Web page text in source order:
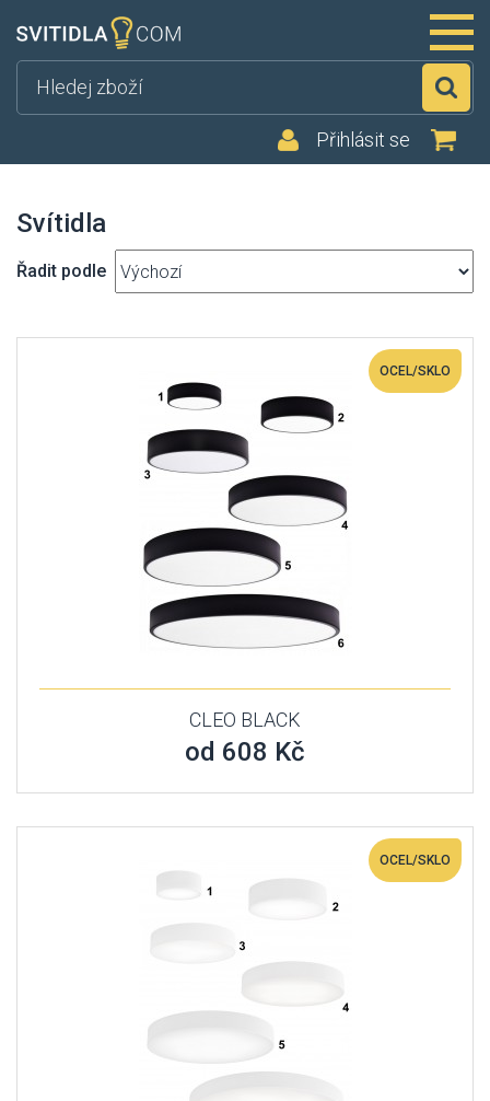
Přihlásit se
Svítidla
Řadit podle
OCEL/SKLO
CLEO BLACK
od 608 Kč
OCEL/SKLO